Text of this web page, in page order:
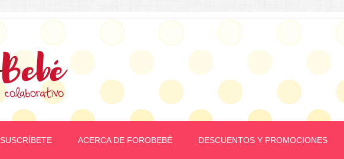
SUSCRÍBETE ACERCA DE FOROBEBÉ DESCUENTOS Y PROMOCIONES